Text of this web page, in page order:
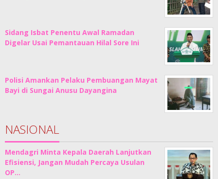
Sidang Isbat Penentu Awal Ramadan
Digelar Usai Pemantauan Hilal Sore Ini
Polisi Amankan Pelaku Pembuangan Mayat
Bayi di Sungai Anusu Dayangina
NASIONAL
Mendagri Minta Kepala Daerah Lanjutkan
Efisiensi, Jangan Mudah Percaya Usulan
OP…